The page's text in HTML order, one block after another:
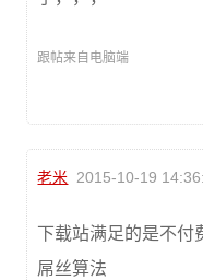
跟帖来自电脑端
老米 2015-10-19
下载站满足的是不付
屌丝算法